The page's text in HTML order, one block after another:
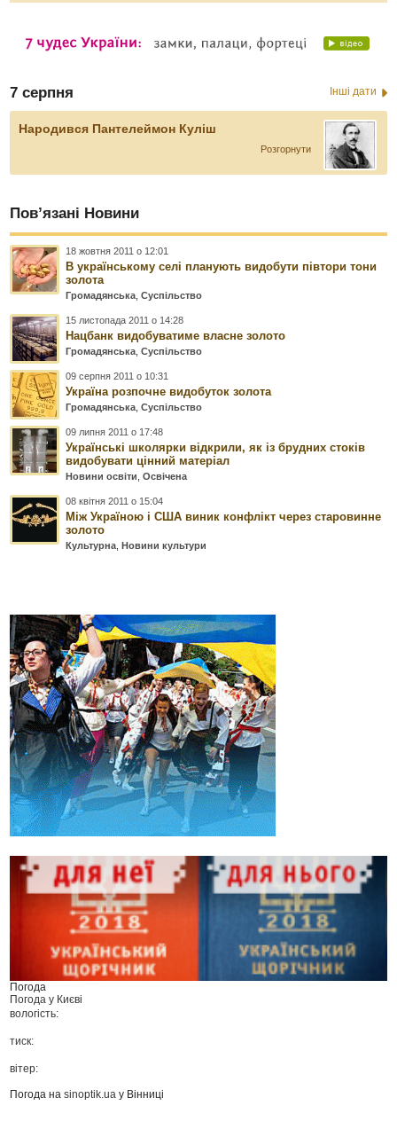
7 серпня Інші дати
Народився Пантелеймон Куліш
Розгорнути
Пов’язані Новини
18 жовтня 2011 о 12:01
В українському селі планують видобути півтори тони
золота
Громадянська ,Суспільство
15 листопада 2011 о 14:28
Нацбанк видобуватиме власне золото
Громадянська ,Суспільство
09 серпня 2011 о 10:31
Україна розпочне видобуток золота
Громадянська ,Суспільство
09 липня 2011 о 17:48
Українські школярки відкрили, як із брудних стоків
видобувати цінний матеріал
Новини освіти ,Освічена
08 квітня 2011 о 15:04
Між Україною і США виник конфлікт через старовинне
золото
Культурна ,Новини культури
Погода
Погода у Києві
вологість:
тиск:
вітер:
Погода наsinoptik.ua у Вінниці